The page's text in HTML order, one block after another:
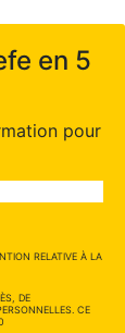
en 5
pour
RELATIVE À LA
DE
CE